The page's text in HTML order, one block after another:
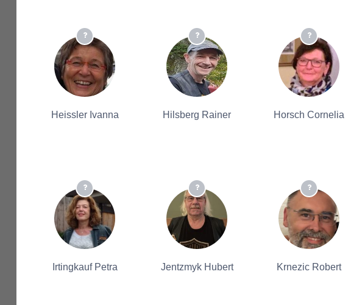
Heissler Ivanna Hilsberg Rainer Horsch Cornelia
Irtingkauf Petra Jentzmyk Hubert Krnezic Robert